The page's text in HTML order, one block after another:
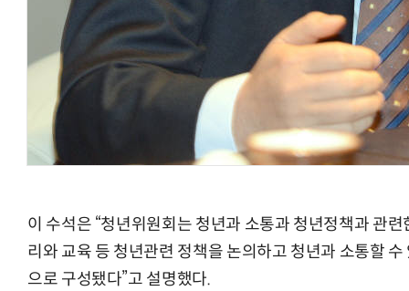
이 수석은 “청년위원회는 청년과 소통과 청년정책과 관
리와 교육 등 청년관련 정책을 논의하고 청년과 소통할
으로 구성됐다”고 설명했다.